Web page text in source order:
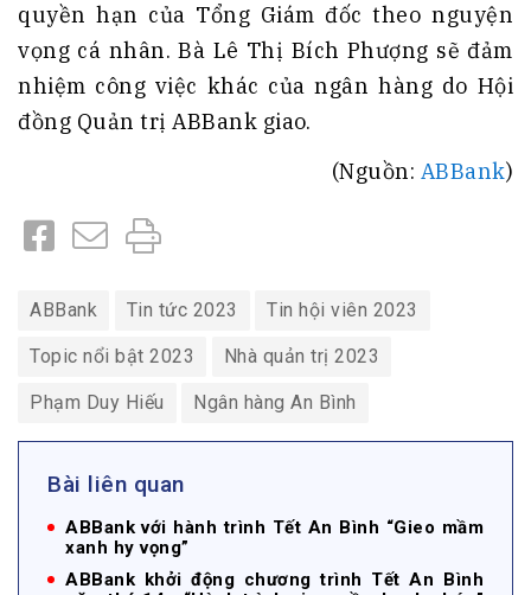
quyền hạn của Tổng Giám đốc theo nguyện
vọng cá nhân. Bà Lê Thị Bích Phượng sẽ đảm
nhiệm công việc khác của ngân hàng do Hội
đồng Quản trị ABBank giao.
(Nguồn: ABBank)
ABBank Tin tức 2023 Tin hội viên 2023
Topic nổi bật 2023 Nhà quản trị 2023
Phạm Duy Hiếu Ngân hàng An Bình
Bài liên quan
ABBank với hành trình Tết An Bình “Gieo mầm
xanh hy vọng”
ABBank khởi động chương trình Tết An Bình